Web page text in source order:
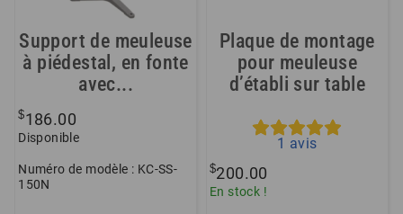
Support de meuleuse
à piédestal, en fonte
avec...
$186.00
Disponible
Numéro de modèle : KC-SS-
150N
Plaque de montage
pour meuleuse
d’établi sur table
1 avis
$200.00
En stock !